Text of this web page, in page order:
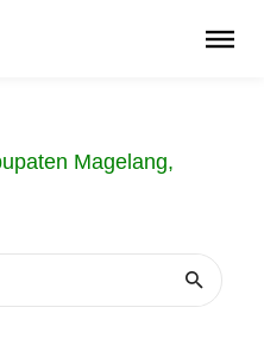
Magelang,